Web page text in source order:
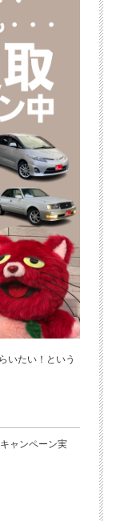
いたい！という
ャンペーン実